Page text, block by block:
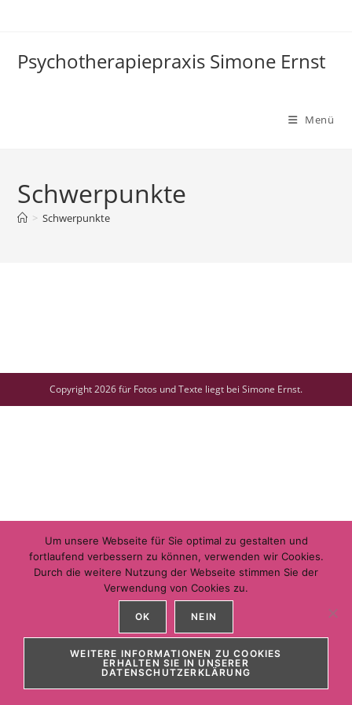
Psychotherapiepraxis Simone Ernst
Menü
Schwerpunkte
> Schwerpunkte
Copyright 2026 für Fotos und Texte liegt bei Simone Ernst.
Um unsere Webseite für Sie optimal zu gestalten und
fortlaufend verbessern zu können, verwenden wir Cookies.
Durch die weitere Nutzung der Webseite stimmen Sie der
Verwendung von Cookies zu.
OK NEIN
WEITERE INFORMATIONEN ZU COOKIES
ERHALTEN SIE IN UNSERER
DATENSCHUTZERKLÄRUNG